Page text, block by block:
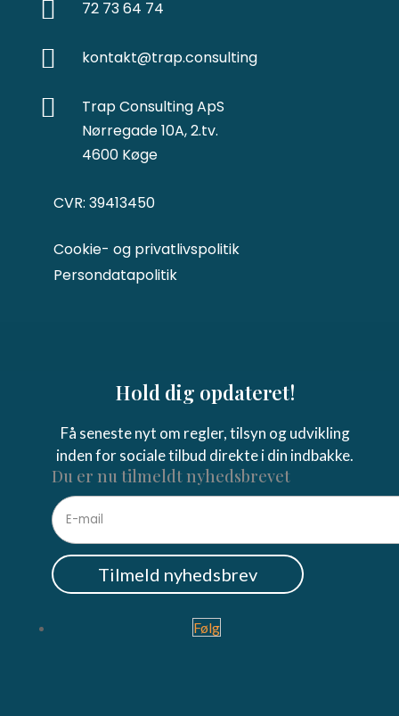
 72 73 64 74
 kontakt@trap.consulting

Trap Consulting ApS
Nørregade 10A, 2.tv.
4600 Køge
CVR: 39413450
Cookie- og privatlivspolitik
Persondatapolitik
Hold dig opdateret!
Få seneste nyt om regler, tilsyn og udvikling
inden for sociale tilbud direkte i din indbakke.
Du er nu tilmeldt nyhedsbrevet
Tilmeld nyhedsbrev
Følg